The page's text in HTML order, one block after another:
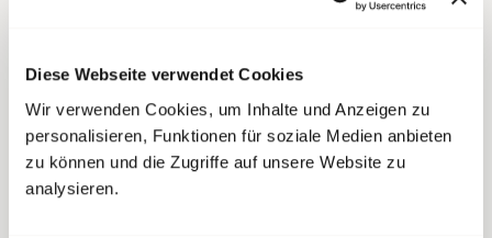
Diese Webseite verwendet Cookies
Wir verwenden Cookies, um Inhalte und Anzeigen zu
personalisieren, Funktionen für soziale Medien anbieten
zu können und die Zugriffe auf unsere Website zu
analysieren.
in Bezug auf
verzichtete der Personalverband 2020 auf
Lohnforderungen als Beitrag des
Bundespersonals zur Krisensituation. Dies trotz
des herausragenden Engagements der
Bundesangestellten. Für